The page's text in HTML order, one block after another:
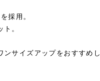
採用。
。
サイズアップをおすすめし